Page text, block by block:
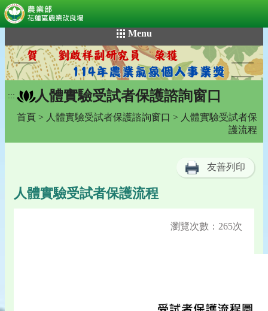
到
主
要
內
容
Menu
::: 人體實驗受試者保護諮詢窗口
首頁 > 人體實驗受試者保護諮詢窗口 > 人體實驗受試者保
護流程
友善列印
人體實驗受試者保護流程
瀏覽次數：265次